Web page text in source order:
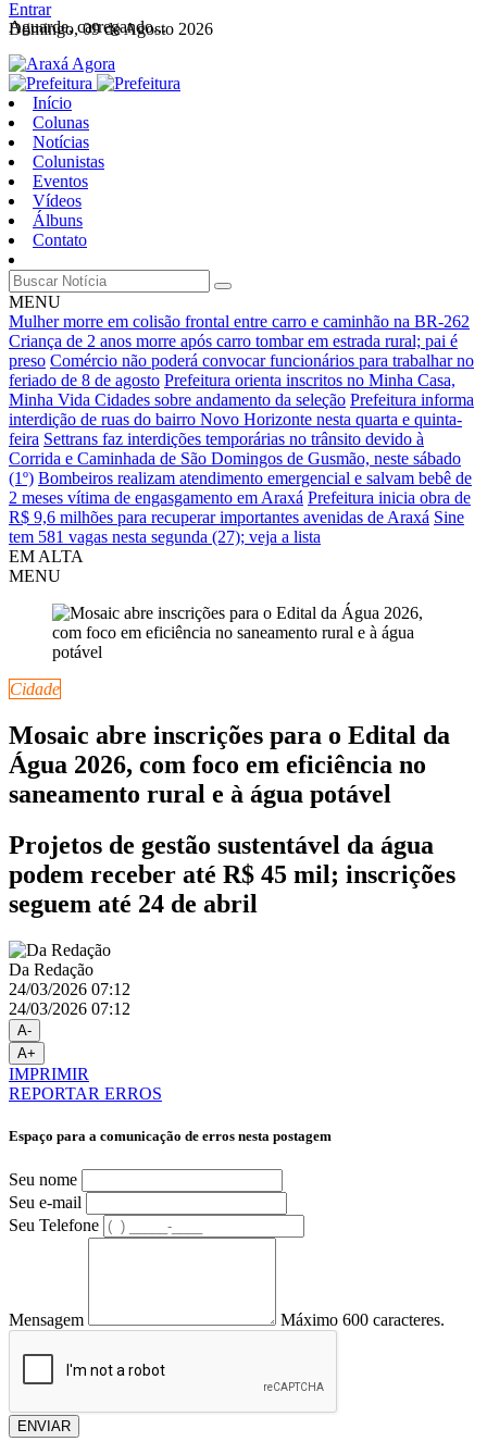
Aguarde, carregando...
Entrar
Domingo, 09 de Agosto 2026
Início
Colunas
Notícias
Colunistas
Eventos
Vídeos
Álbuns
Contato
MENU
Mulher morre em colisão frontal entre carro e caminhão na BR-262
Criança de 2 anos morre após carro tombar em estrada rural; pai é
preso Comércio não poderá convocar funcionários para trabalhar no
feriado de 8 de agosto Prefeitura orienta inscritos no Minha Casa,
Minha Vida Cidades sobre andamento da seleção Prefeitura informa
interdição de ruas do bairro Novo Horizonte nesta quarta e quinta-
feira Settrans faz interdições temporárias no trânsito devido à
Corrida e Caminhada de São Domingos de Gusmão, neste sábado
(1º) Bombeiros realizam atendimento emergencial e salvam bebê de
2 meses vítima de engasgamento em Araxá Prefeitura inicia obra de
R$ 9,6 milhões para recuperar importantes avenidas de Araxá Sine
tem 581 vagas nesta segunda (27); veja a lista
EM ALTA
MENU
Cidade
Mosaic abre inscrições para o Edital da
Água 2026, com foco em eficiência no
saneamento rural e à água potável
Projetos de gestão sustentável da água
podem receber até R$ 45 mil; inscrições
seguem até 24 de abril
Da Redação
24/03/2026 07:12
24/03/2026 07:12
A-
A+
IMPRIMIR
REPORTAR ERROS
Espaço para a comunicação de erros nesta postagem
Seu nome
Seu e-mail
Seu Telefone
Mensagem Máximo 600 caracteres.
ENVIAR